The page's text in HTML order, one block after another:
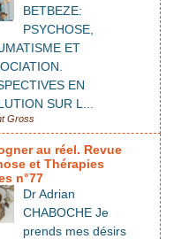
BETBEZE:
PSYCHOSE,
ET
EN
SUR L...
Gross
au réel. Revue
et Thérapies
n°77
Dr Adrian
CHABOCHE Je
prends mes désirs